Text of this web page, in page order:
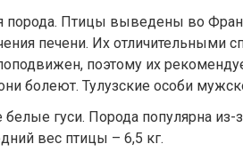
порода. Птицы выведены во
печени. Их отличительными
поэтому их
болеют. Тулузские особи
белые гуси. Порода популярна
вес птицы – 6,5 кг.